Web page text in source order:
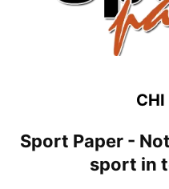
CHI
Sport Paper -
sport in